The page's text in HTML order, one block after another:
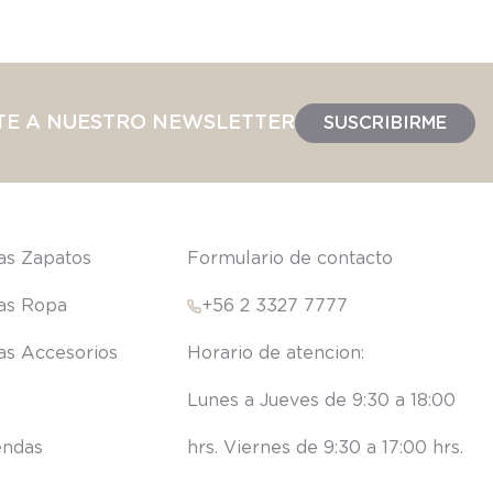
A NUESTRO NEWSLETTER SUSCRIBIRME
Zapatos
Ropa
Accesorios
Formulario de contacto
+56 2 3327 7777
Lunes a Jueves de 9:30 a 18:00
hrs. Viernes de 9:30 a 17:00 hrs.